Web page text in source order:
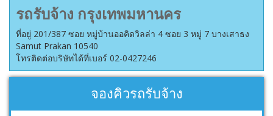
รถรับจ้าง กรุงเทพมหานคร
ที่อยู่ 201/387 ซอย หมู่บ้านออคิดวิลล่า 4 ซอย 3 หมู่ 7 บางเสาธง
Samut Prakan 10540
โทรติดต่อบริษัทได้ที่เบอร์ 02-0427246
จองคิวรถรับจ้าง